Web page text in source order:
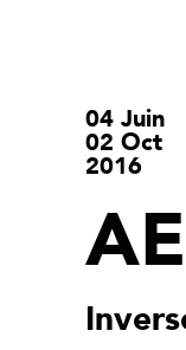
04 Juin
02 Oct
2016